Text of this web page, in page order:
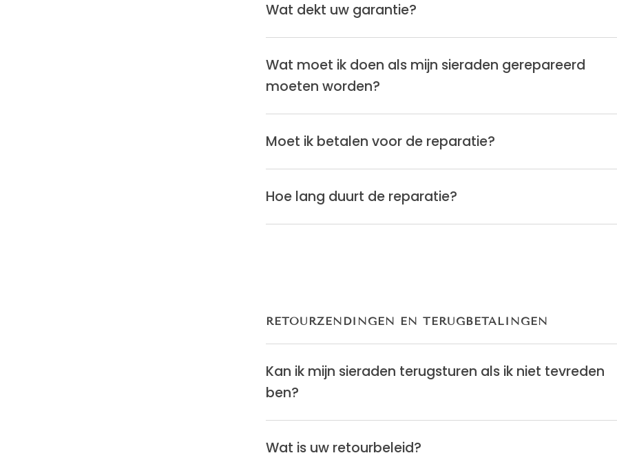
Wat dekt uw garantie?
Wat moet ik doen als mijn sieraden gerepareerd
moeten worden?
Moet ik betalen voor de reparatie?
Hoe lang duurt de reparatie?
RETOURZENDINGEN EN TERUGBETALINGEN
Kan ik mijn sieraden terugsturen als ik niet tevreden
ben?
Wat is uw retourbeleid?